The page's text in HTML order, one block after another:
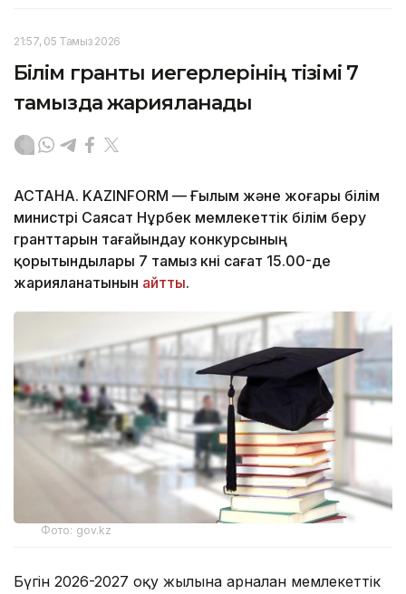
21:57, 05 Тамыз 2026
Білім гранты иегерлерінің тізімі 7
тамызда жарияланады
АСТАНА. KAZINFORM — Ғылым және жоғары білім
министрі Саясат Нұрбек мемлекеттік білім беру
гранттарын тағайындау конкурсының
қорытындылары 7 тамыз күні сағат 15.00-де
жарияланатынын айтты.
Фото: gov.kz
Бүгін 2026-2027 оқу жылына арналған мемлекеттік